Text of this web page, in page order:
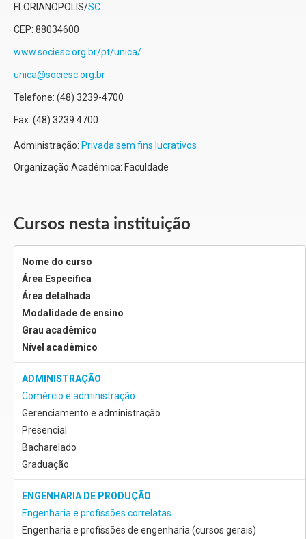
FLORIANOPOLIS/SC
CEP: 88034600
www.sociesc.org.br/pt/unica/
unica@sociesc.org.br
Telefone: (48) 3239-4700
Fax: (48) 3239 4700
Administração: Privada sem fins lucrativos
Organização Acadêmica: Faculdade
Cursos nesta instituição
Nome do curso
Área Específica
Área detalhada
Modalidade de ensino
Grau acadêmico
Nível acadêmico
ADMINISTRAÇÃO
Comércio e administração
Gerenciamento e administração
Presencial
Bacharelado
Graduação
ENGENHARIA DE PRODUÇÃO
Engenharia e profissões correlatas
Engenharia e profissões de engenharia (cursos gerais)